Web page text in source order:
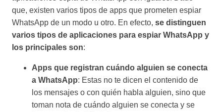
que, existen varios tipos de apps que prometen espiar
WhatsApp de un modo u otro. En efecto, se distinguen
varios tipos de aplicaciones para espiar WhatsApp y
los principales son:
Apps que registran cuándo alguien se conecta
a WhatsApp: Estas no te dicen el contenido de
los mensajes o con quién habla alguien, sino que
toman nota de cuándo alguien se conecta y se